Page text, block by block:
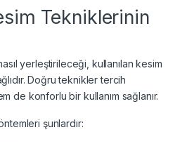
Tekniklerinin
yerleştirileceği, kullanılan kesim
Doğru teknikler tercih
de konforlu bir kullanım sağlanır.
şunlardır: